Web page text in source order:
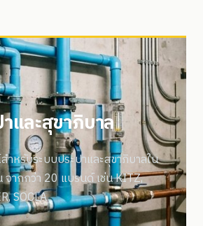
และสุขาภิบาล
หรับระบบประปาและสุขาภิบาลใน
จากกว่า 20 แบรนด์ เช่น KITZ,
SOCLA